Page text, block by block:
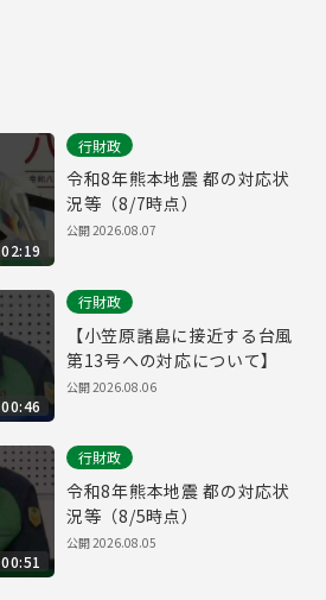
02:19
行財政
令和8年熊本地震 都の対応状
況等（8/7時点）
公開2026.08.07
00:46
行財政
【小笠原諸島に接近する台風
第13号への対応について】
公開2026.08.06
00:51
行財政
令和8年熊本地震 都の対応状
況等（8/5時点）
公開2026.08.05